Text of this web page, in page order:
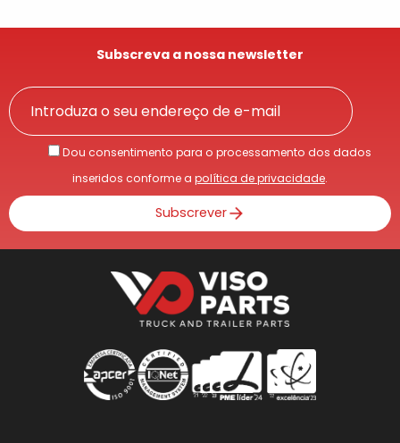
Subscreva a nossa newsletter
Dou consentimento para o processamento dos dados
inseridos conforme a política de privacidade.
Subscrever